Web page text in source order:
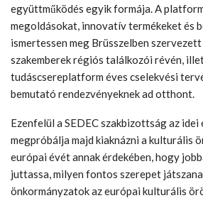
együttműködés egyik formája. A
megoldásokat, innovatív termékeket és
ismertessen meg Brüsszelben
szakemberek régiós találkozói révén,
tudáscsereplatform éves cselekvési
bemutató rendezvényeknek ad otthont.
Ezenfelül a SEDEC szakbizottság az idei
megpróbálja majd kiaknázni a kulturális
európai évét annak érdekében, hogy
juttassa, milyen fontos szerepet
önkormányzatok az európai kulturális